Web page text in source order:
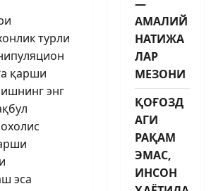
турли
қарши
энг
эса
—
АМАЛИЙ
НАТИЖА
ЛАР
МЕЗОНИ
ҚОҒОЗД
АГИ
РАҚАМ
ЭМАС,
ИНСОН